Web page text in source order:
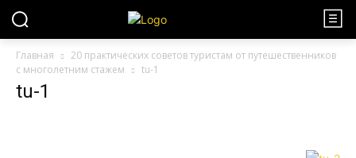
Главная
20 практических советов туристам от путешественников
с многолетним стажем
tu-1
tu-1